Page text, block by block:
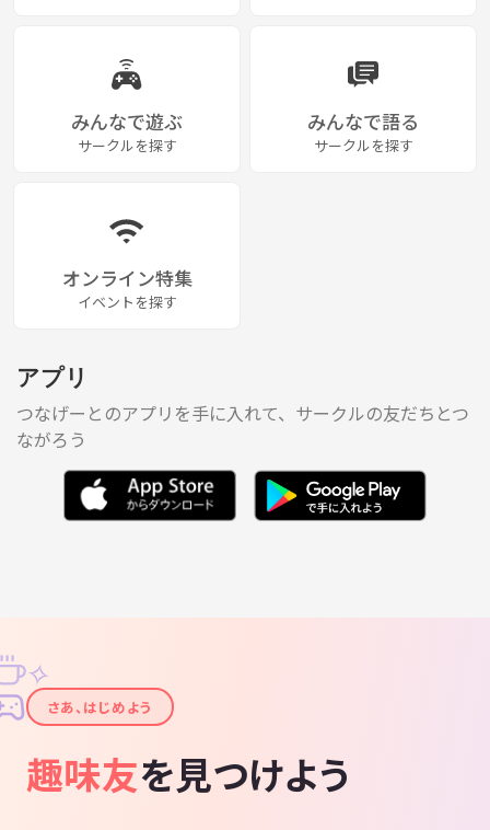
みんなで遊ぶ
サークルを探す
みんなで語る
サークルを探す
オンライン特集
イベントを探す
アプリ
つなげーとのアプリを手に入れて、サークルの友だちとつ
ながろう
✦
✧
さあ、はじめよう
趣味友を見つけよう